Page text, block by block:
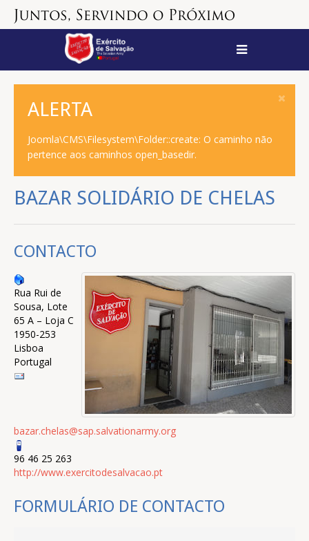
ALERTA
Joomla\CMS\Filesystem\Folder::create: O caminho não
pertence aos caminhos open_basedir.
BAZAR SOLIDÁRIO DE CHELAS
CONTACTO
Rua Rui de
Sousa, Lote
65 A – Loja C
1950-253
Lisboa
Portugal
bazar.chelas@sap.salvationarmy.org
96 46 25 263
http://www.exercitodesalvacao.pt
FORMULÁRIO DE CONTACTO